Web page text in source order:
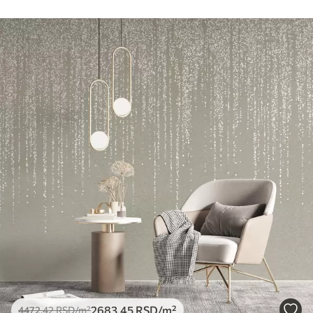
4472.42RSD/m²2683 .45 RSD/m²